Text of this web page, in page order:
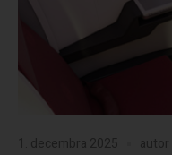
1. decembra 2025 autor